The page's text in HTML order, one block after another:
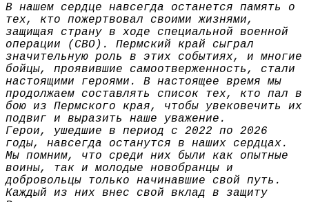
В нашем сердце навсегда останется память о
тех, кто пожертвовал своими жизнями,
защищая страну в ходе специальной военной
операции (СВО). Пермский край сыграл
значительную роль в этих событиях, и многие
бойцы, проявившие самоотверженность, стали
настоящими героями. В настоящее время мы
продолжаем составлять список тех, кто пал в
бою из Пермского края, чтобы увековечить их
подвиг и выразить наше уважение.
Герои, ушедшие в период с 2022 по 2026
годы, навсегда останутся в наших сердцах.
Мы помним, что среди них были как опытные
воины, так и молодые новобранцы и
добровольцы только начинавшие свой путь.
Каждый из них внес свой вклад в защиту